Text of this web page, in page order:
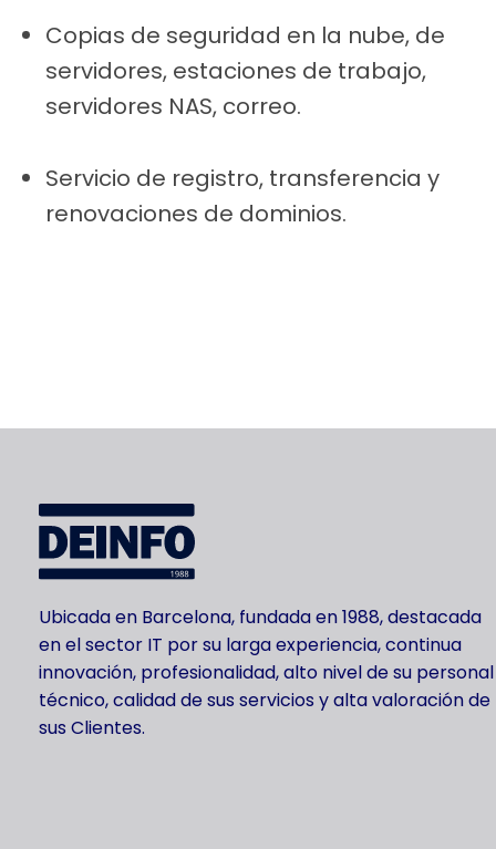
Copias de seguridad en la nube, de
servidores, estaciones de trabajo,
servidores NAS, correo.
Servicio de registro, transferencia y
renovaciones de dominios.
Ubicada en Barcelona, fundada en 1988, destacada
en el sector IT por su larga experiencia, continua
innovación, profesionalidad, alto nivel de su personal
técnico, calidad de sus servicios y alta valoración de
sus Clientes.